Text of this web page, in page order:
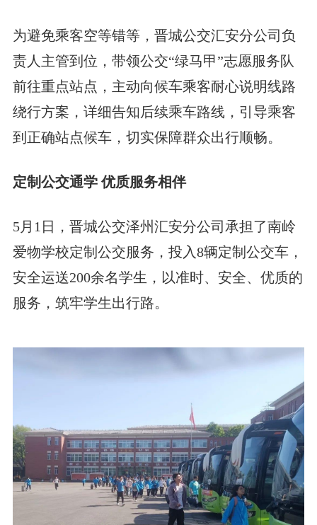
为避免乘客空等错等，晋城公交汇安分公司负
责人主管到位，带领公交“绿马甲”志愿服务队
前往重点站点，主动向候车乘客耐心说明线路
绕行方案，详细告知后续乘车路线，引导乘客
到正确站点候车，切实保障群众出行顺畅。
定制公交通学 优质服务相伴
5月1日，晋城公交泽州汇安分公司承担了南岭
爱物学校定制公交服务，投入8辆定制公交车，
安全运送200余名学生，以准时、安全、优质的
服务，筑牢学生出行路。